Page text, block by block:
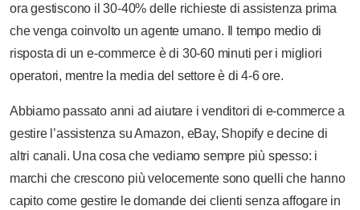
ora gestiscono il 30-40% delle richieste di assistenza prima
che venga coinvolto un agente umano. Il tempo medio di
risposta di un e-commerce è di 30-60 minuti per i migliori
operatori, mentre la media del settore è di 4-6 ore.
Abbiamo passato anni ad aiutare i venditori di e-commerce a
gestire l’assistenza su Amazon, eBay, Shopify e decine di
altri canali. Una cosa che vediamo sempre più spesso: i
marchi che crescono più velocemente sono quelli che hanno
capito come gestire le domande dei clienti senza affogare in